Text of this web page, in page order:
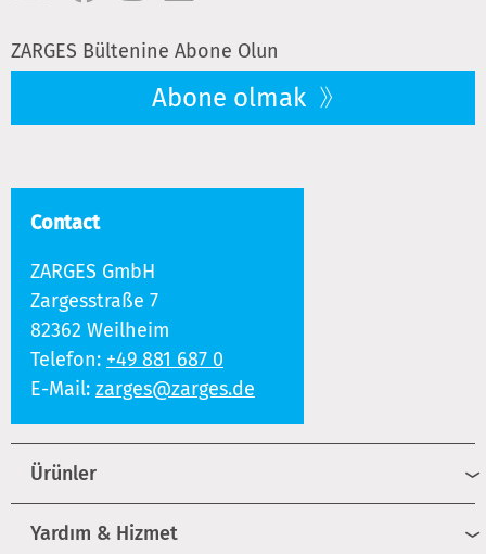
ZARGES Bültenine Abone Olun
Abone olmak
Contact
ZARGES GmbH
Zargesstraße 7
82362 Weilheim
Telefon: +49 881 687 0
E-Mail: zarges@zarges.de
Ürünler
Yardım & Hizmet